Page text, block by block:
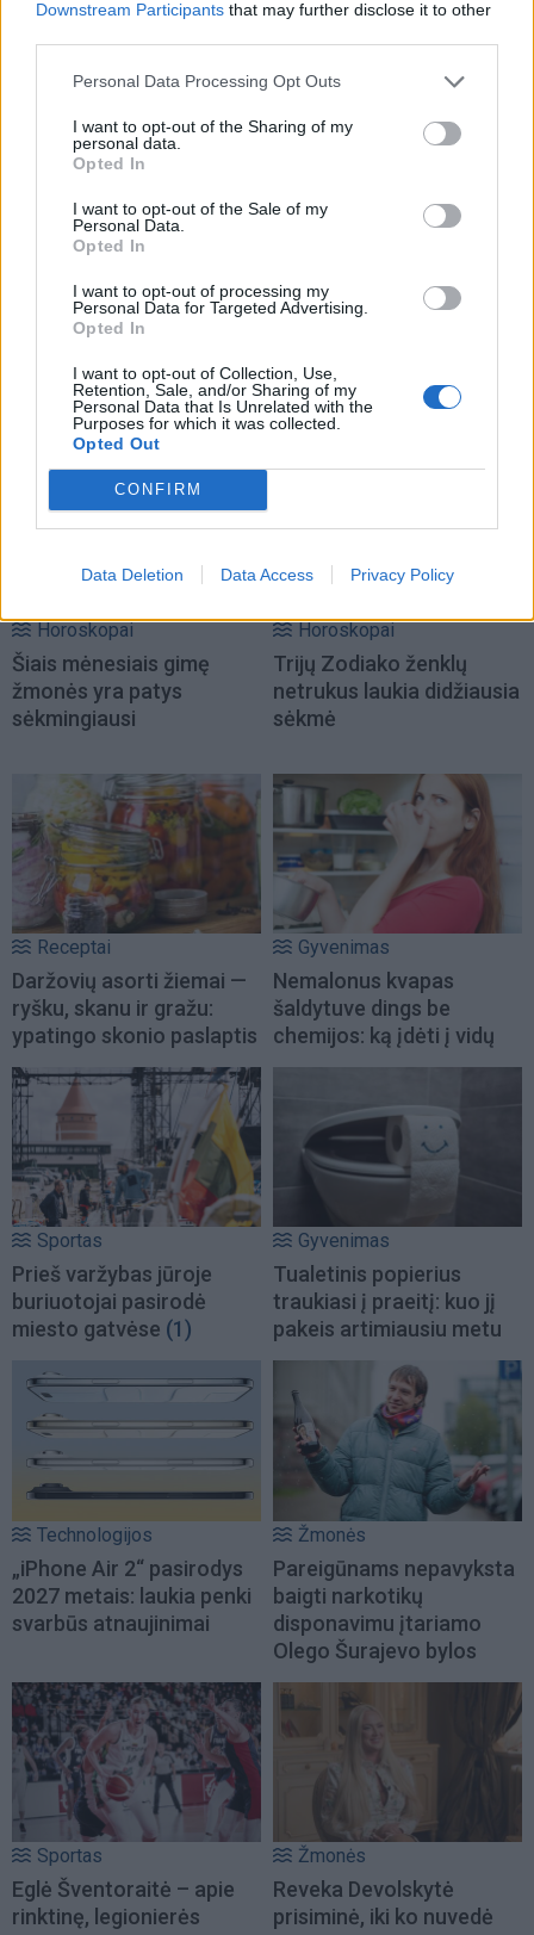
Downstream Participants that may further disclose it to other
Personal Data Processing Opt Outs
I want to opt-out of the Sharing of my
personal data.
Opted In
I want to opt-out of the Sale of my
Personal Data.
Opted In
I want to opt-out of processing my
Personal Data for Targeted Advertising.
Opted In
I want to opt-out of Collection, Use,
Retention, Sale, and/or Sharing of my
Personal Data that Is Unrelated with the
Purposes for which it was collected.
Opted Out
CONFIRM
Data Deletion Data Access Privacy Policy
NAUJI
Horoskopai
Šiais mėnesiais gimę
žmonės yra patys
sėkmingiausi
Horoskopai
Trijų Zodiako ženklų
netrukus laukia didžiausia
sėkmė
Receptai
Daržovių asorti žiemai —
ryšku, skanu ir gražu:
ypatingo skonio paslaptis
Gyvenimas
Nemalonus kvapas
šaldytuve dings be
chemijos: ką įdėti į vidų
Sportas
Prieš varžybas jūroje
buriuotojai pasirodė
miesto gatvėse (1)
Gyvenimas
Tualetinis popierius
traukiasi į praeitį: kuo jį
pakeis artimiausiu metu
Technologijos
„iPhone Air 2“ pasirodys
2027 metais: laukia penki
svarbūs atnaujinimai
Žmonės
Pareigūnams nepavyksta
baigti narkotikų
disponavimu įtariamo
Olego Šurajevo bylos
Sportas
Eglė Šventoraitė – apie
rinktinę, legionierės
Žmonės
Reveka Devolskytė
prisiminė, iki ko nuvedė